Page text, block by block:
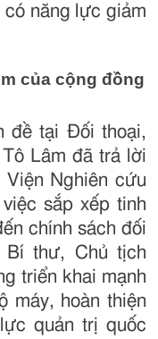
năng lực giảm
của cộng đồng
đề tại Đối thoại,
Lâm đã trả lời
Nghiên cứu
sắp xếp tinh
chính sách đối
Bí thư, Chủ tịch
triển khai mạnh
máy, hoàn thiện
quản trị quốc